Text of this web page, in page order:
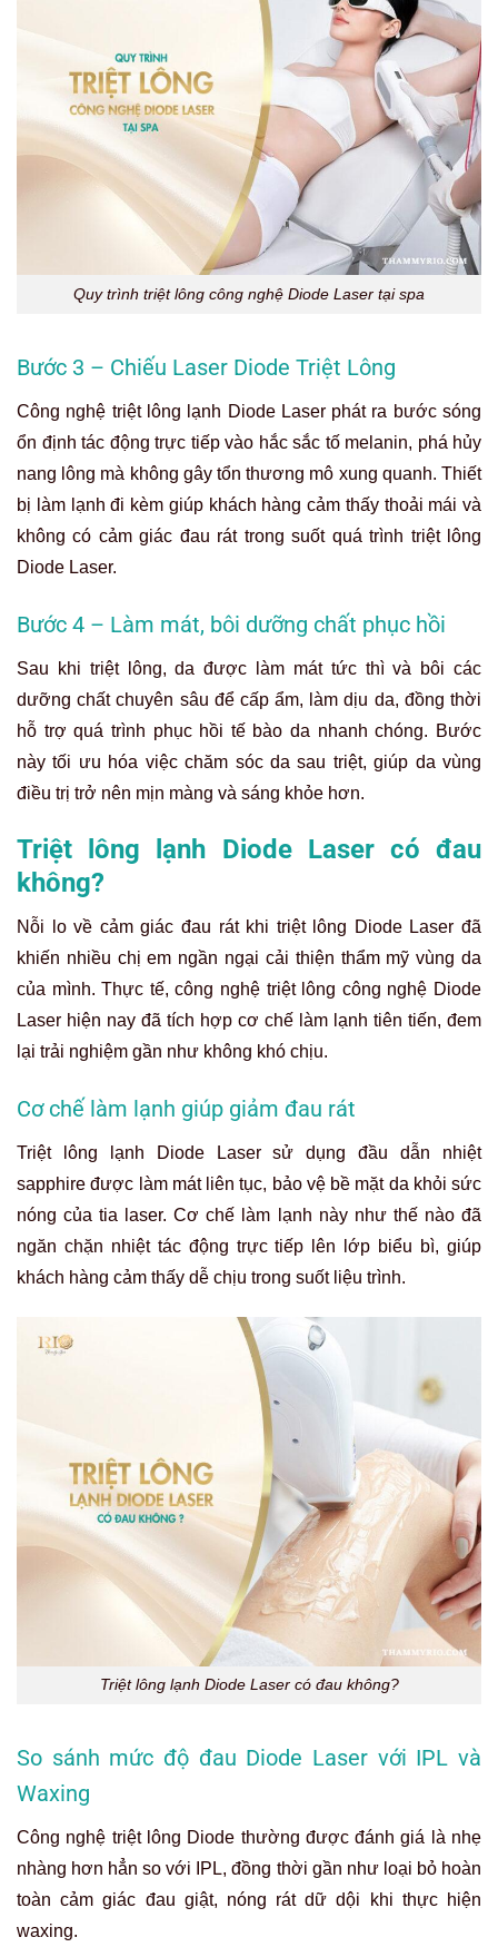
Quy trình triệt lông công nghệ Diode Laser tại spa
Bước 3 – Chiếu Laser Diode Triệt Lông
Công nghệ triệt lông lạnh Diode Laser phát ra bước sóng
ổn định tác động trực tiếp vào hắc sắc tố melanin, phá hủy
nang lông mà không gây tổn thương mô xung quanh. Thiết
bị làm lạnh đi kèm giúp khách hàng cảm thấy thoải mái và
không có cảm giác đau rát trong suốt quá trình triệt lông
Diode Laser.
Bước 4 – Làm mát, bôi dưỡng chất phục hồi
Sau khi triệt lông, da được làm mát tức thì và bôi các
dưỡng chất chuyên sâu để cấp ẩm, làm dịu da, đồng thời
hỗ trợ quá trình phục hồi tế bào da nhanh chóng. Bước
này tối ưu hóa việc chăm sóc da sau triệt, giúp da vùng
điều trị trở nên mịn màng và sáng khỏe hơn.
Triệt lông lạnh Diode Laser có đau
không?
Nỗi lo về cảm giác đau rát khi triệt lông Diode Laser đã
khiến nhiều chị em ngần ngại cải thiện thẩm mỹ vùng da
của mình. Thực tế, công nghệ triệt lông công nghệ Diode
Laser hiện nay đã tích hợp cơ chế làm lạnh tiên tiến, đem
lại trải nghiệm gần như không khó chịu.
Cơ chế làm lạnh giúp giảm đau rát
Triệt lông lạnh Diode Laser sử dụng đầu dẫn nhiệt
sapphire được làm mát liên tục, bảo vệ bề mặt da khỏi sức
nóng của tia laser. Cơ chế làm lạnh này như thế nào đã
ngăn chặn nhiệt tác động trực tiếp lên lớp biểu bì, giúp
khách hàng cảm thấy dễ chịu trong suốt liệu trình.
Triệt lông lạnh Diode Laser có đau không?
So sánh mức độ đau Diode Laser với IPL và
Waxing
Công nghệ triệt lông Diode thường được đánh giá là nhẹ
nhàng hơn hẳn so với IPL, đồng thời gần như loại bỏ hoàn
toàn cảm giác đau giật, nóng rát dữ dội khi thực hiện
waxing.